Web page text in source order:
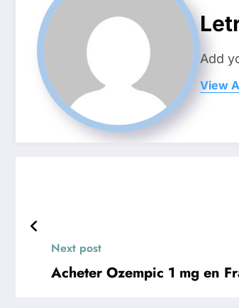
Add
View
Next post
Acheter Ozempic 1 mg en